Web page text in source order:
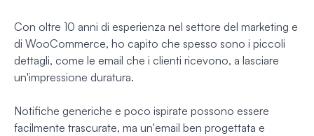
Con oltre 10 anni di esperienza nel settore del marketing e
di WooCommerce, ho capito che spesso sono i piccoli
dettagli, come le email che i clienti ricevono, a lasciare
un'impressione duratura.
Notifiche generiche e poco ispirate possono essere
facilmente trascurate, ma un'email ben progettata e